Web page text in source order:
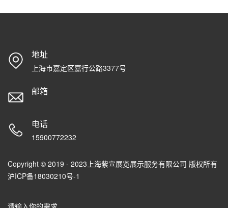
地址
上海市嘉定区嘉行公路3377号
邮箱
电话
15900772232
Copyright © 2019 - 2023上海紫宣展览展示服务有限公司 版权所有
沪ICP备18030210号-1
请输入你的需求